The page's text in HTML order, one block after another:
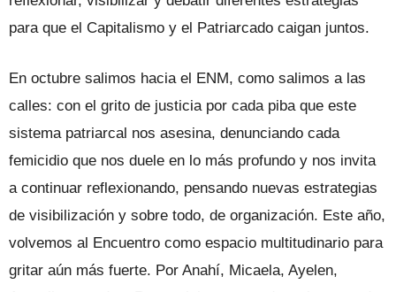
para que el Capitalismo y el Patriarcado caigan juntos.
En octubre salimos hacia el ENM, como salimos a las
calles: con el grito de justicia por cada piba que este
sistema patriarcal nos asesina, denunciando cada
femicidio que nos duele en lo más profundo y nos invita
a continuar reflexionando, pensando nuevas estrategias
de visibilización y sobre todo, de organización. Este año,
volvemos al Encuentro como espacio multitudinario para
gritar aún más fuerte. Por Anahí, Micaela, Ayelen,